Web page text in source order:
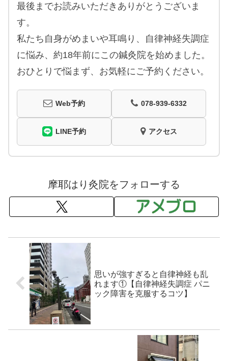
最後までお読みいただきありがとうございま
す。
私たち自身がめまいや耳鳴り、自律神経失調症
に悩み、約18年前にこの鍼灸院を始めました。
おひとりで悩まず、お気軽にご予約ください。
Web予約 078-939-6332
LINE予約 アクセス
摩耶はり灸院をフォローする
思いが強すぎると自律神経も乱
れます①【自律神経失調症 パニ
ック障害を克服するコツ】